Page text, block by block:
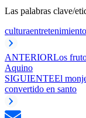
Las palabras clave/
culturaentretenimiento
ANTERIORLos
Aquino
SIGUIENTEEl
convertido en santo